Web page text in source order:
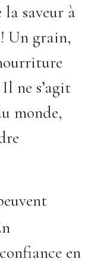
saveur à
Un grain,
ne s’agit
monde,
en